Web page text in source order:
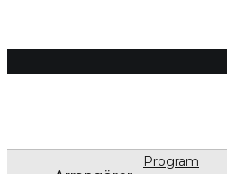
Program